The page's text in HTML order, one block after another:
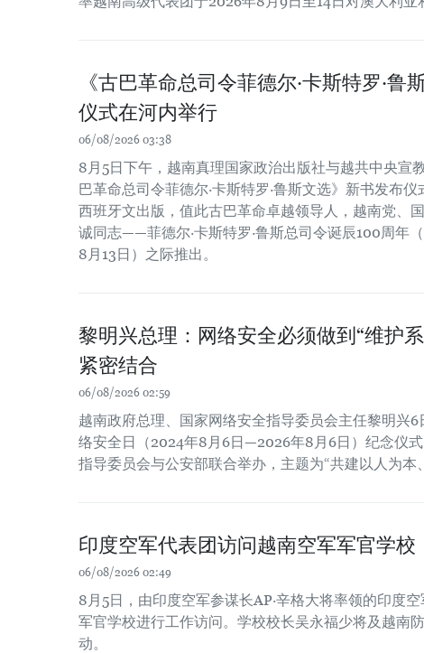
《古巴革命总司令菲德尔·卡斯特罗·鲁
仪式在河内举行
06/08/2026 03:38
8月5日下午，越南真理国家政治出版社与越共中央宣
巴革命总司令菲德尔·卡斯特罗·鲁斯文选》新书发布
西班牙文出版，值此古巴革命卓越领导人，越南党、
诚同志——菲德尔·卡斯特罗·鲁斯总司令诞辰100周年
8月13日）之际推出。
黎明兴总理：网络安全必须做到“维护
紧密结合
06/08/2026 02:59
越南政府总理、国家网络安全指导委员会主任黎明兴
络安全日（2024年8月6日—2026年8月6日）纪念仪
指导委员会与公安部联合举办，主题为“共建以人为本
印度空军代表团访问越南空军军官学校
06/08/2026 02:49
8月5日，由印度空军参谋长AP·辛格大将率领的印度
军官学校进行工作访问。学校校长吴永福少将及越南
动。